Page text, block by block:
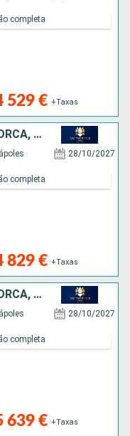
529 € +Taxas
completa
ITÁLIA, FRANÇA, ESPANHA, MAIORCA, BRASIL
28/10/2027
829 € +Taxas
completa
ITÁLIA, FRANÇA, ESPANHA, MAIORCA, BRASIL
28/10/2027
639 € +Taxas
completa